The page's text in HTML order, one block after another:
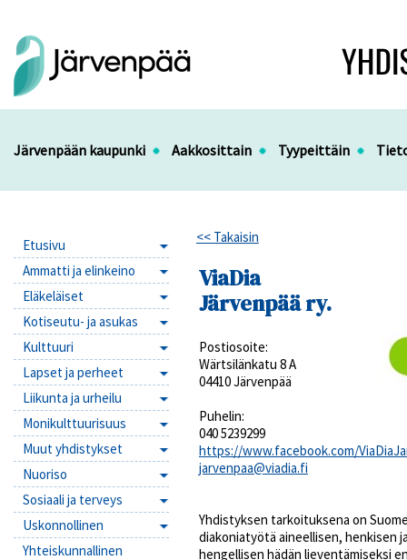
Järvenpään kaupunki Aakkosittain Tyypeittäin
Etusivu
Ammatti ja elinkeino
Eläkeläiset
Kotiseutu- ja asukas
Kulttuuri
Lapset ja perheet
Liikunta ja urheilu
Monikulttuurisuus
Muut yhdistykset
Nuoriso
Sosiaali ja terveys
Uskonnollinen
Yhteiskunnallinen
<< Takaisin
ViaDia
Järvenpää ry.
Postiosoite:
Wärtsilänkatu 8 A
04410 Järvenpää
Puhelin:
040 5239299
https://www.facebook.com/
jarvenpaa@viadia.fi
Yhdistyksen tarkoituksena on
diakoniatyötä aineellisen, henkisen
hengellisen hädän lieventämiseksi